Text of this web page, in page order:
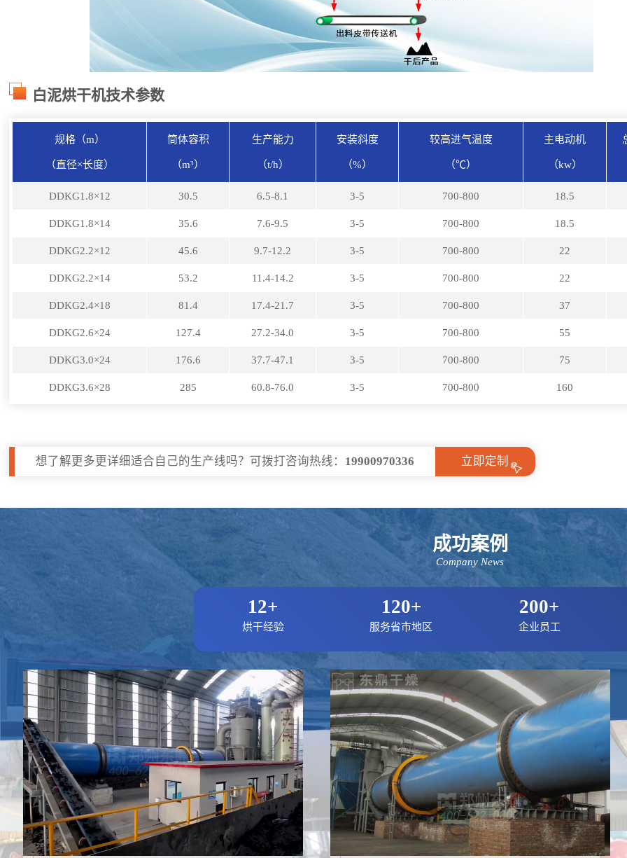
白泥烘干机技术参数
规格（m）
（直径×长度）
筒体容积
（m³）
生产能力
（t/h）
安装斜度
（%）
较高进气温度
（℃）
主电动机
（kw）
DDKG1.8×12 30.5 6.5-8.1 3-5 700-800 18.5
DDKG1.8×14 35.6 7.6-9.5 3-5 700-800 18.5
DDKG2.2×12 45.6 9.7-12.2 3-5 700-800 22
DDKG2.2×14 53.2 11.4-14.2 3-5 700-800 22
DDKG2.4×18 81.4 17.4-21.7 3-5 700-800 37
DDKG2.6×24 127.4 27.2-34.0 3-5 700-800 55
DDKG3.0×24 176.6 37.7-47.1 3-5 700-800 75
DDKG3.6×28 285 60.8-76.0 3-5 700-800 160
想了解更多更详细适合自己的生产线吗？可拨打咨询热线： 19900970336 立即定制
成功案例
Company News
12+
烘干经验
120+
服务省市地区
200+
企业员工